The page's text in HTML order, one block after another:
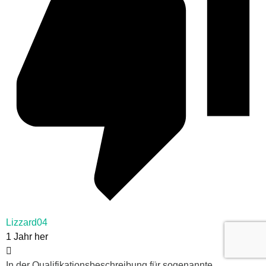
Lizzard04
1 Jahr her